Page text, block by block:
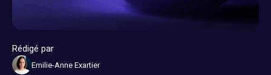
Rédigé par
Emilie-Anne Exartier